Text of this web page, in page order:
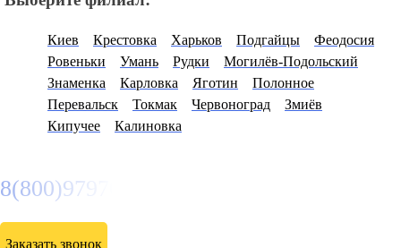
Киев Крестовка Харьков Подгайцы
Феодосия
Ровеньки
Умань Рудки
Могилёв-Подольский
Знаменка
Карловка Яготин
Полонное
Перевальск
Токмак Червоноград
Змиёв
Кипучее
Калиновка
8(800)9797043
Заказать звонок